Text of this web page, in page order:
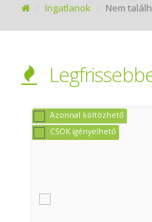
Ingatlanok Nem
Azonnal költözhető
CSOK igényelhető